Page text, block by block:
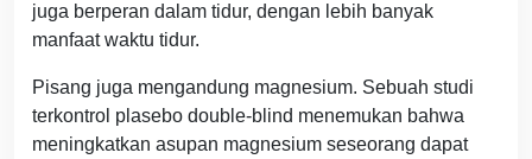
juga berperan dalam tidur, dengan lebih banyak
manfaat waktu tidur.
Pisang juga mengandung magnesium. Sebuah studi
terkontrol plasebo double-blind menemukan bahwa
meningkatkan asupan magnesium seseorang dapat